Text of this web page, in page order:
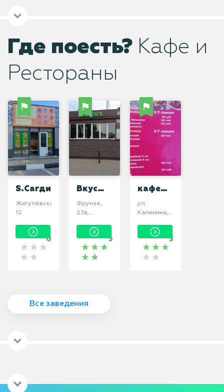
Где поесть? Кафе и
Рестораны
S.Сагдиана
Жигулёвская,
12
0
Вкус
Хаус
​Фрунзе,
23в​,
5
кафе
ул.
Калинина,
Тольятти,
Самарская
обл.
3
Все заведения